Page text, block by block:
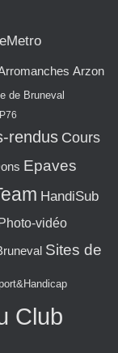
Arzon
de Bruneval
rendus Cours
Epaves
HandiSub
vidéo
Sites de
Club